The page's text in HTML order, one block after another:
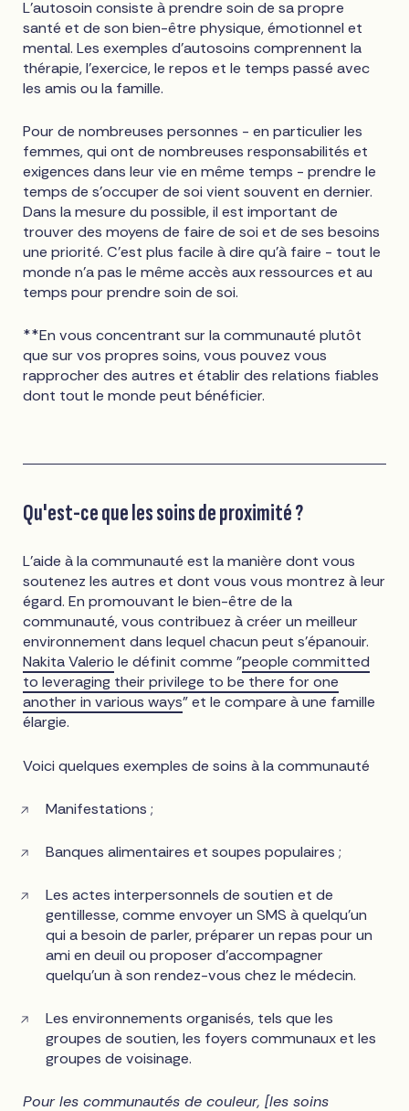
L'autosoin consiste à prendre soin de sa propre
santé et de son bien-être physique, émotionnel et
mental. Les exemples d'autosoins comprennent la
thérapie, l'exercice, le repos et le temps passé avec
les amis ou la famille.
Pour de nombreuses personnes - en particulier les
femmes, qui ont de nombreuses responsabilités et
exigences dans leur vie en même temps - prendre le
temps de s'occuper de soi vient souvent en dernier.
Dans la mesure du possible, il est important de
trouver des moyens de faire de soi et de ses besoins
une priorité. C'est plus facile à dire qu'à faire - tout le
monde n'a pas le même accès aux ressources et au
temps pour prendre soin de soi.
**En vous concentrant sur la communauté plutôt
que sur vos propres soins, vous pouvez vous
rapprocher des autres et établir des relations fiables
dont tout le monde peut bénéficier.
Qu'est-ce que les soins de proximité ?
L'aide à la communauté est la manière dont vous
soutenez les autres et dont vous vous montrez à leur
égard. En promouvant le bien-être de la
communauté, vous contribuez à créer un meilleur
environnement dans lequel chacun peut s'épanouir.
Nakita Valerio le définit comme "people committed
to leveraging their privilege to be there for one
another in various ways" et le compare à une famille
élargie.
Voici quelques exemples de soins à la communauté
Manifestations ;
Banques alimentaires et soupes populaires ;
Les actes interpersonnels de soutien et de
gentillesse, comme envoyer un SMS à quelqu'un
qui a besoin de parler, préparer un repas pour un
ami en deuil ou proposer d'accompagner
quelqu'un à son rendez-vous chez le médecin.
Les environnements organisés, tels que les
groupes de soutien, les foyers communaux et les
groupes de voisinage.
Pour les communautés de couleur, [les soins